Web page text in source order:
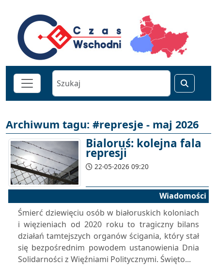
Archiwum tagu: #represje - maj 2026
Bialoruś: kolejna fala
represji
22-05-2026 09:20
Wiadomości
Śmierć dziewięciu osób w białoruskich koloniach
i więzieniach od 2020 roku to tragiczny bilans
działań tamtejszych organów ścigania, który stał
się bezpośrednim powodem ustanowienia Dnia
Solidarności z Więźniami Politycznymi. Święto...